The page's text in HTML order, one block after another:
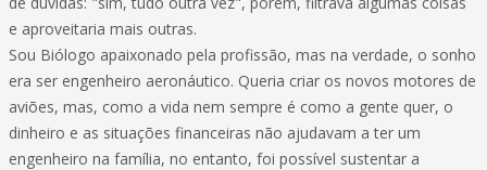
e aproveitaria mais outras.
Sou Biólogo apaixonado pela profissão, mas na verdade, o sonho
era ser engenheiro aeronáutico. Queria criar os novos motores de
aviões, mas, como a vida nem sempre é como a gente quer, o
dinheiro e as situações financeiras não ajudavam a ter um
engenheiro na família, no entanto, foi possível sustentar a